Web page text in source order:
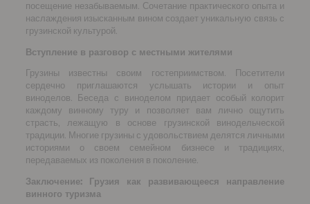
посещение незабываемым. Сочетание практического опыта и
наслаждения изысканным вином создает уникальную связь с
грузинской культурой.
Вступление в разговор с местными жителями
Грузины известны своим гостеприимством. Посетители
сердечно приглашаются услышать истории и опыт
виноделов. Беседа с виноделом придает особый колорит
каждому винному туру и позволяет вам лично ощутить
страсть, лежащую в основе грузинской винодельческой
традиции. Многие грузины с удовольствием делятся личными
историями о своем семейном бизнесе и традициях,
передаваемых из поколения в поколение.
Заключение: Грузия как развивающееся направление
винного туризма